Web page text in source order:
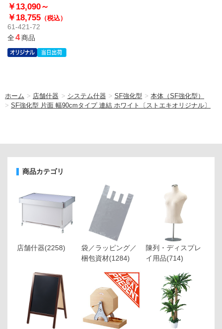
オリジナル〕
￥13,090～
￥18,755 （税込）
61-421-72
全4商品
ホーム > 店舗什器 > システム什器 > SF強化型 > 本体（SF強化型）
> SF強化型 片面 幅90cmタイプ 連結 ホワイト〔ストエキオリジナル〕
商品カテゴリ
店舗什器(2258)
袋／ラッピング／
梱包資材(1284)
陳列・ディスプレ
イ用品(714)